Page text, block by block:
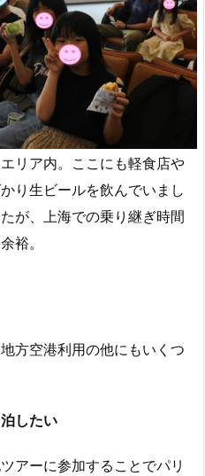
リア内。ここにも軽食店や
り生ビールを飲んでいまし
が、上海での乗り継ぎ時間
裕。
方空港利用の他にもいくつ
したい
アーに参加することでパリ